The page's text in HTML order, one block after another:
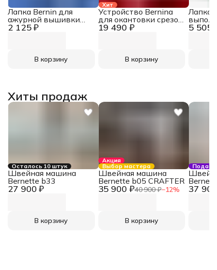
2 125 ₽
Лапка Bernin для
ажурной вышивки
№92
В корзину
Хит
19 490 ₽
Устройство Bernina
для окантовки срезов
фальцованной косой
В корзину
5 505
Лапка
№7
Хиты продаж
Осталось 10 штук
27 900 ₽
Швейная машина
Bernette b33
В корзину
Акция
Выбор мастера
35 900 ₽40 900 ₽−12%
Швейная машина
Bernette b05 CRAFTER
В корзину
37